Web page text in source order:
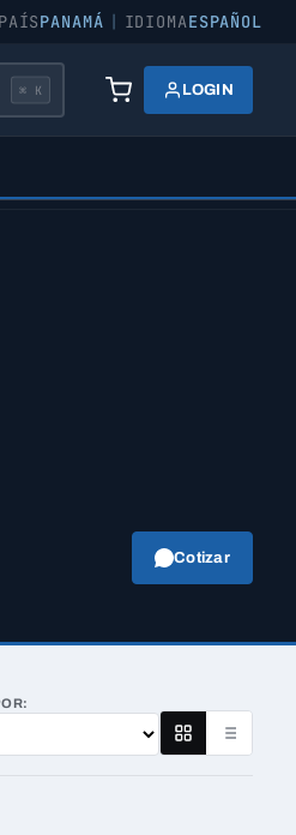
PAÍSPANAMÁ | IDIOMAESPAÑOL
⌘ K LOGIN
Cotizar